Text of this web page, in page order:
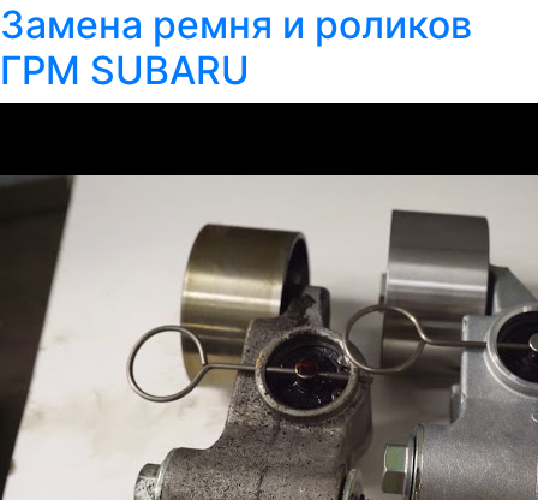
Замена ремня и роликов
ГРМ SUBARU